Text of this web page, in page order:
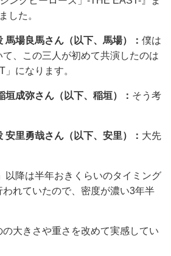
した。
馬場良馬さん（以下、馬場）： 僕は
、この三人が初めて共演したのは
になります。
垣成弥さん（以下、稲垣）： そう考
安里勇哉さん（以下、安里）： 大先
以降は半年おきくらいのタイミング
れていたので、密度が濃い3年半
大きさや重さを改めて実感してい